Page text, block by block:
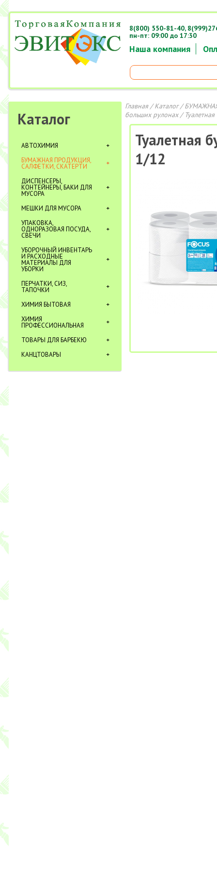
Наша компания
8(800) 550-81-40,
пн-пт: 09:00 до 17:30
Каталог
АВТОХИМИЯ
БУМАЖНАЯ ПРОДУКЦИЯ,
САЛФЕТКИ, СКАТЕРТИ
ДИСПЕНСЕРЫ,
КОНТЕЙНЕРЫ, БАКИ ДЛЯ
МУСОРА
МЕШКИ ДЛЯ МУСОРА
УПАКОВКА,
ОДНОРАЗОВАЯ ПОСУДА,
СВЕЧИ
УБОРОЧНЫЙ ИНВЕНТАРЬ
И РАСХОДНЫЕ
МАТЕРИАЛЫ ДЛЯ
УБОРКИ
ПЕРЧАТКИ, СИЗ,
ТАПОЧКИ
ХИМИЯ БЫТОВАЯ
ХИМИЯ
ПРОФЕССИОНАЛЬНАЯ
ТОВАРЫ ДЛЯ БАРБЕКЮ
КАНЦТОВАРЫ
Главная/Каталог/
больших рулонах/
Туалетная
1/12